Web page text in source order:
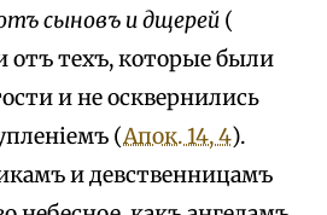
сыновъ и дщерей (
отъ техъ, которые были
и не осквернились
(Апок. 14, 4).
и девственницамъ